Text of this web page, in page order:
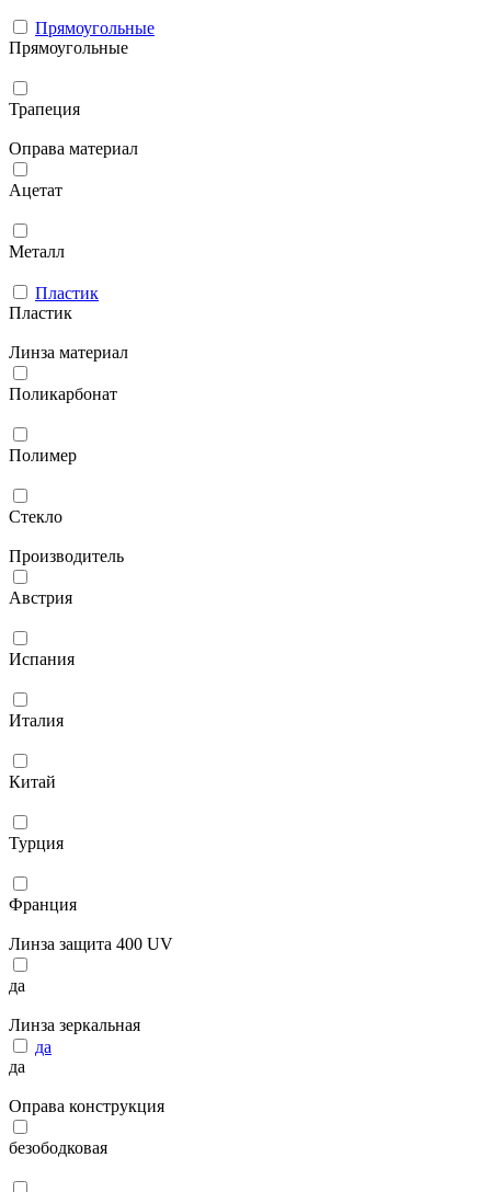
Прямоугольные
Прямоугольные
Трапеция
Оправа материал
Ацетат
Металл
Пластик
Пластик
Линза материал
Поликарбонат
Полимер
Стекло
Производитель
Австрия
Испания
Италия
Китай
Турция
Франция
Линза защита 400 UV
да
Линза зеркальная
да
да
Оправа конструкция
безободковая